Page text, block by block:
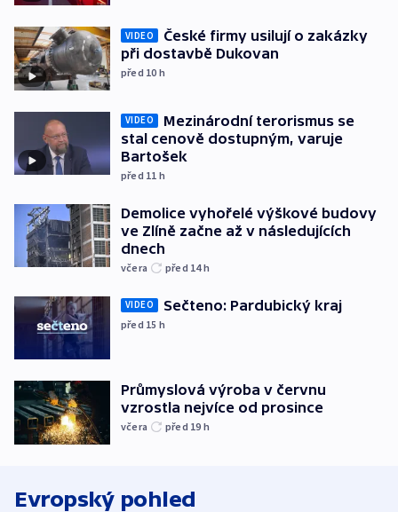
VIDEO
České firmy usilují o zakázky
při dostavbě Dukovan
před 10 h
VIDEO
Mezinárodní terorismus se
stal cenově dostupným, varuje
Bartošek
před 11 h
Demolice vyhořelé výškové budovy
ve Zlíně začne až v následujících
dnech
včera před 14h
VIDEO Sečteno: Pardubický kraj
před 15 h
Průmyslová výroba v červnu
vzrostla nejvíce od prosince
včera před 19 h
Evropský pohled